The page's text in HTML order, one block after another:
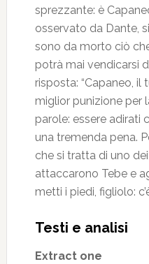
sprezzante: è
osservato da Dante,
sono da morto ciò
potrà mai vendicarsi
risposta: “Capaneo,
miglior punizione per
parole: essere adirati
una tremenda pena.
che si tratta di uno
attaccarono Tebe e
metti i piedi, figliolo:
Testi e analisi
Extract one